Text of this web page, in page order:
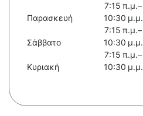
Παρασκευή
7:15 π.μ.–
10:30 μ.μ.
Σάββατο
7:15 π.μ.–
10:30 μ.μ.
Κυριακή
7:15 π.μ.–
10:30 μ.μ.